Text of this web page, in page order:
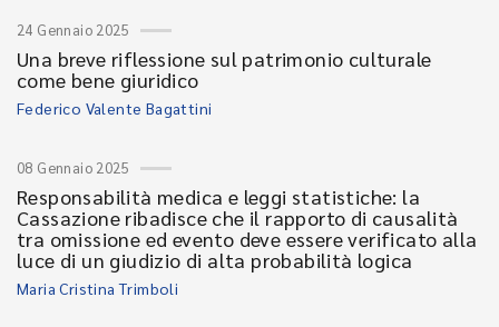
24 Gennaio 2025
Una breve riflessione sul patrimonio culturale
come bene giuridico
Federico Valente Bagattini
08 Gennaio 2025
Responsabilità medica e leggi statistiche: la
Cassazione ribadisce che il rapporto di causalità
tra omissione ed evento deve essere verificato alla
luce di un giudizio di alta probabilità logica
Maria Cristina Trimboli